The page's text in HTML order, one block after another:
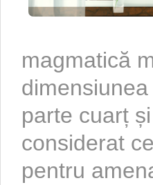
magmatică
parte cuarț
considerat
pentru